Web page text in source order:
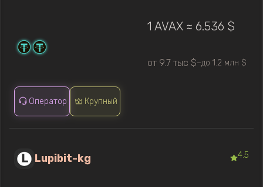
1 AVAX ≈ 6.536 $
от 9.7 тыс $—до 1.2 млн $
Оператор Крупный
Lupibit-kg 4.5